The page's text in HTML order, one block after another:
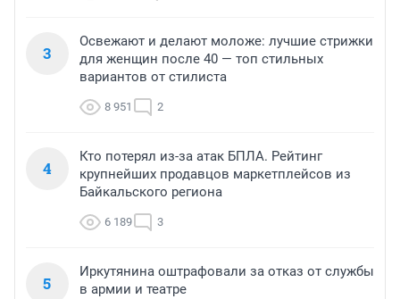
3
Освежают и делают моложе: лучшие стрижки
для женщин после 40 — топ стильных
вариантов от стилиста
8 951 2
4
Кто потерял из-за атак БПЛА. Рейтинг
крупнейших продавцов маркетплейсов из
Байкальского региона
6 189 3
5
Иркутянина оштрафовали за отказ от службы
в армии и театре